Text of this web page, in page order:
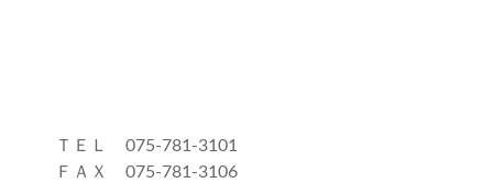
ＴＥＬ 075-781-3101
ＦＡＸ 075-781-3106